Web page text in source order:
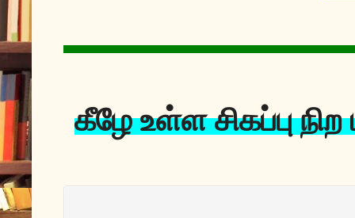
கீழே உள்ள சிகப்பு